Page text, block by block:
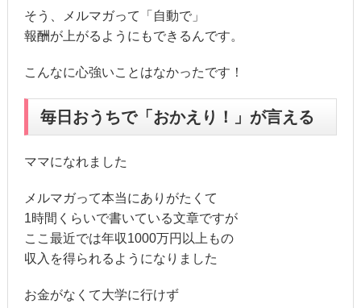
そう、メルマガって「自動で」
報酬が上がるようにもできるんです。
こんなに心強いことはなかったです！
毎日おうちで「おかえり！」が言える
ママになれました
メルマガって本当にありがたくて
1時間くらいで書いている文章ですが
ここ最近では年収1000万円以上もの
収入を得られるようになりました
お金がなくて大学に行けず